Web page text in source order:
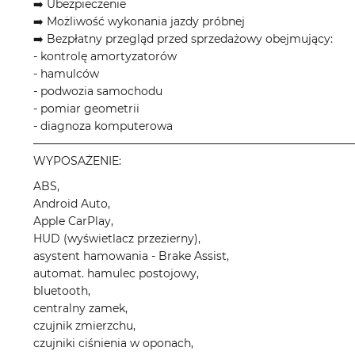
➡️ Ubezpieczenie
➡️ Możliwość wykonania jazdy próbnej
➡️ Bezpłatny przegląd przed sprzedażowy obejmujący:
- kontrolę amortyzatorów
- hamulców
- podwozia samochodu
- pomiar geometrii
- diagnoza komputerowa
WYPOSAŻENIE:
ABS,
Android Auto,
Apple CarPlay,
HUD (wyświetlacz przezierny),
asystent hamowania - Brake Assist,
automat. hamulec postojowy,
bluetooth,
centralny zamek,
czujnik zmierzchu,
czujniki ciśnienia w oponach,